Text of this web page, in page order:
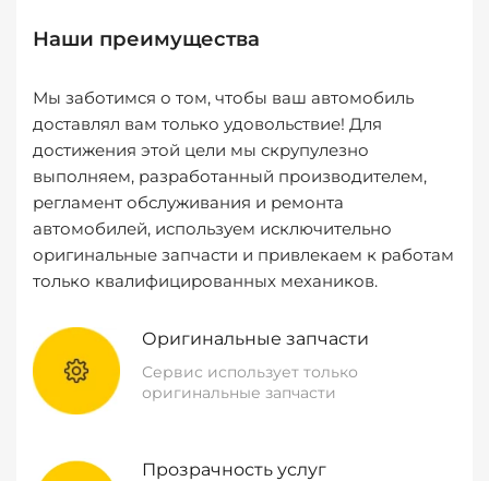
Наши преимущества
Мы заботимся о том, чтобы ваш автомобиль
доставлял вам только удовольствие! Для
достижения этой цели мы скрупулезно
выполняем, разработанный производителем,
регламент обслуживания и ремонта
автомобилей, используем исключительно
оригинальные запчасти и привлекаем к работам
только квалифицированных механиков.
Оригинальные запчасти
Сервис использует только
оригинальные запчасти
Прозрачность услуг